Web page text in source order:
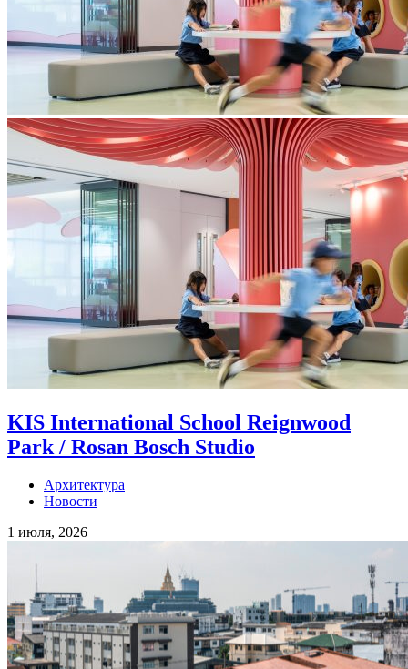
KIS International School Reignwood
Park / Rosan Bosch Studio
Архитектура
Новости
1 июля, 2026